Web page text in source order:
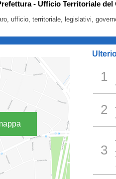
- Ufficio Territoriale del
ufficio, territoriale, legislativi,
1
2
3